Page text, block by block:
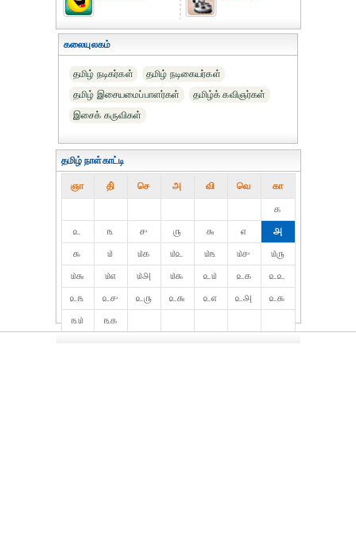
கலையுலகம்
தமிழ் நடிகர்கள்
தமிழ் நடிகையர்கள்
தமிழ் இசையமைப்பாளர்கள்
தமிழ்க் கவிஞர்கள்
இசைக் கருவிகள்
தமிழ் நாள்காட்டி
ஞா தி் செ அ வி வெ கா
௧
௨
௩ ௪ ௫ ௬ ௭
௮
௯
௰ ௰௧ ௰௨ ௰௩ ௰௪
௰௫
௰௬
௰௭ ௰௮ ௰௯ ௨௰ ௨௧
௨௨
௨௩
௨௪ ௨௫ ௨௬ ௨௭ ௨௮
௨௯
௩௰
௩௧